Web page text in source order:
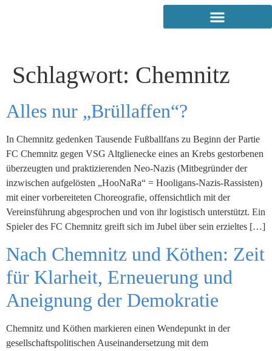
Schlagwort: Chemnitz
Alles nur „Brüllaffen“?
In Chemnitz gedenken Tausende Fußballfans zu Beginn der Partie
FC Chemnitz gegen VSG Altglienecke eines an Krebs gestorbenen
überzeugten und praktizierenden Neo-Nazis (Mitbegründer der
inzwischen aufgelösten „HooNaRa“ = Hooligans-Nazis-Rassisten)
mit einer vorbereiteten Choreografie, offensichtlich mit der
Vereinsführung abgesprochen und von ihr logistisch unterstützt. Ein
Spieler des FC Chemnitz greift sich im Jubel über sein erzieltes […]
Nach Chemnitz und Köthen: Zeit
für Klarheit, Erneuerung und
Aneignung der Demokratie
Chemnitz und Köthen markieren einen Wendepunkt in der
gesellschaftspolitischen Auseinandersetzung mit dem